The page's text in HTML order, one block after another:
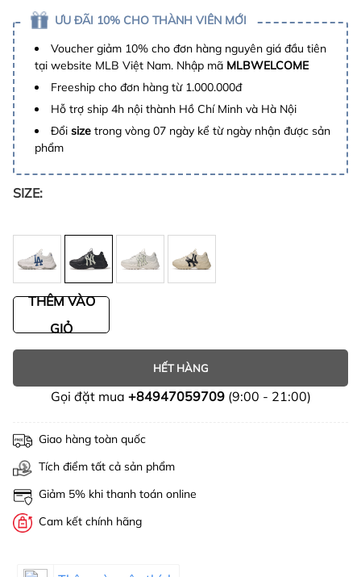
ƯU ĐÃI 10% CHO THÀNH VIÊN MỚI
Voucher giảm 10% cho đơn hàng nguyên giá đầu tiên
tại website MLB Việt Nam. Nhập mã MLBWELCOME
Freeship cho đơn hàng từ 1.000.000đ
Hỗ trợ ship 4h nội thành Hồ Chí Minh và Hà Nội
Đổi size trong vòng 07 ngày kể từ ngày nhận được sản
phẩm
SIZE:
THÊM VÀO
GIỎ
HẾT HÀNG
Gọi đặt mua +84947059709(9:00 - 21:00)
Giao hàng toàn quốc
Tích điểm tất cả sản phẩm
Giảm 5% khi thanh toán online
Cam kết chính hãng